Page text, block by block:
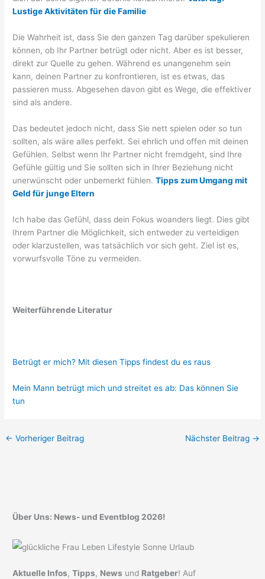
Lustige Aktivitäten für die Familie
Die Wahrheit ist, dass Sie den ganzen Tag darüber spekulieren
können, ob Ihr Partner betrügt oder nicht. Aber es ist besser,
direkt zur Quelle zu gehen. Während es unangenehm sein
kann, deinen Partner zu konfrontieren, ist es etwas, das
passieren muss. Abgesehen davon gibt es Wege, die effektiver
sind als andere.
Das bedeutet jedoch nicht, dass Sie nett spielen oder so tun
sollten, als wäre alles perfekt. Sei ehrlich und offen mit deinen
Gefühlen. Selbst wenn Ihr Partner nicht fremdgeht, sind Ihre
Gefühle gültig und Sie sollten sich in Ihrer Beziehung nicht
unerwünscht oder unbemerkt fühlen.Tipps zum Umgang mit
Geld für junge Eltern
Ich habe das Gefühl, dass dein Fokus woanders liegt. Dies gibt
Ihrem Partner die Möglichkeit, sich entweder zu verteidigen
oder klarzustellen, was tatsächlich vor sich geht. Ziel ist es,
vorwurfsvolle Töne zu vermeiden.
Weiterführende Literatur
Betrügt er mich? Mit diesen Tipps findest du es raus
Mein Mann betrügt mich und streitet es ab: Das können Sie
tun
← Vorheriger Beitrag Nächster Beitrag →
Über Uns: News- und Eventblog 2026!
Aktuelle Infos,Tipps, News und Ratgeber! Auf